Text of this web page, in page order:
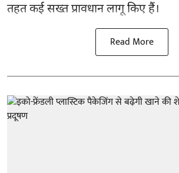
तहत कई सख्त प्रावधान लागू किए हैं।
Read More